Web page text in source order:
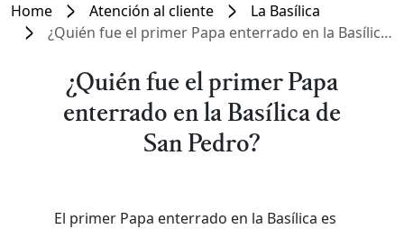
Home Atención al cliente
La Basílica
¿Quién fue el primer Papa enterrado en la Basílica de San Pedro?
¿Quién fue el primer Papa
enterrado en la Basílica de
San Pedro?
El primer Papa enterrado en la Basílica es